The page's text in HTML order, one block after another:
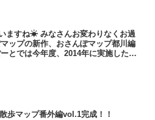
ますね☀ みなさんお変わりなくお過
歩マップ番外編vol.1完成！！